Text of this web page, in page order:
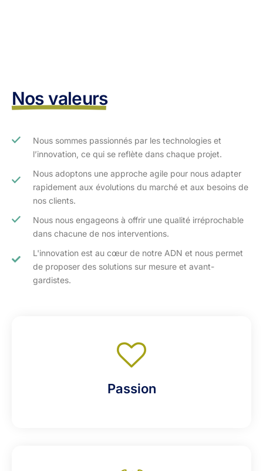
Nos valeurs
Nous sommes passionnés par les technologies et
l’innovation, ce qui se reflète dans chaque projet.
Nous adoptons une approche agile pour nous adapter
rapidement aux évolutions du marché et aux besoins de
nos clients.​
Nous nous engageons à offrir une qualité irréprochable
dans chacune de nos interventions.
L'innovation est au cœur de notre ADN et nous permet
de proposer des solutions sur mesure et avant-
gardistes.
Passion